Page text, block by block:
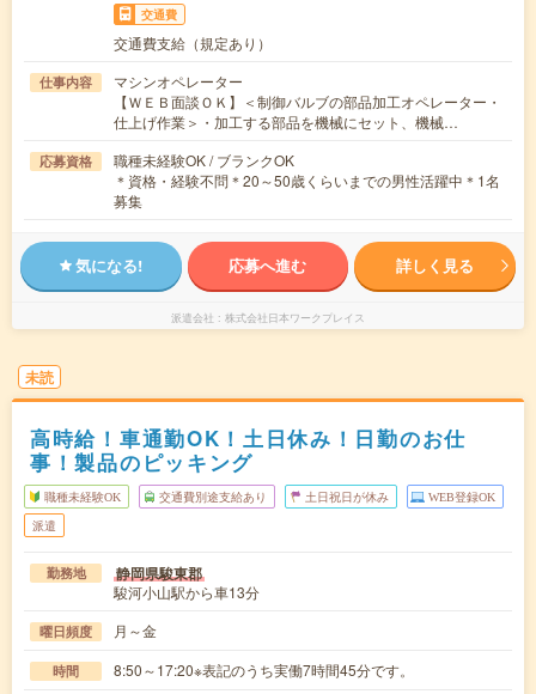
交通費
交通費支給（規定あり）
仕事内容
マシンオペレーター
【ＷＥＢ面談ＯＫ】＜制御バルブの部品加工オペレーター・
仕上げ作業＞・加工する部品を機械にセット、機械…
応募資格
職種未経験OK / ブランクOK
＊資格・経験不問＊20～50歳くらいまでの男性活躍中＊1名
募集
気になる! 応募へ進む 詳しく見る
派遣会社 株式会社日本ワークプレイス
未読
高時給！車通勤OK！土日休み！日勤のお仕
事！製品のピッキング
職種未経験OK 交通費別途支給あり 土日祝日が休み WEB登録OK
派遣
勤務地 静岡県駿東郡
駿河小山駅から車13分
曜日頻度 月～金
時間 8:50～17:20※表記のうち実働7時間45分です。